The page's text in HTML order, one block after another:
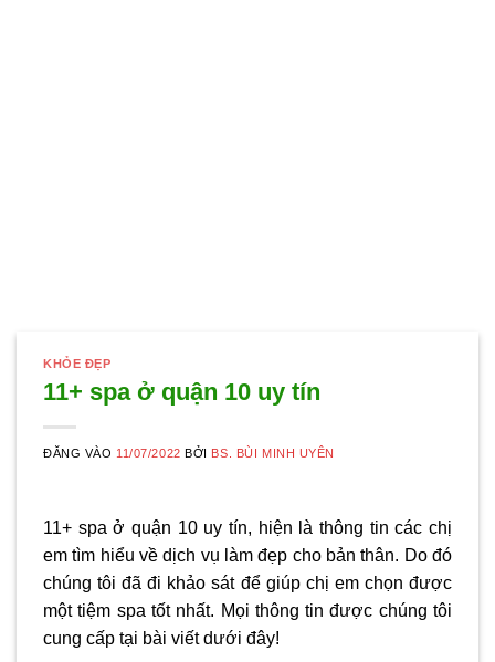
KHỎE ĐẸP
11+ spa ở quận 10 uy tín
ĐĂNG VÀO 11/07/2022 BỞI BS. BÙI MINH UYÊN
11+ spa ở quận 10 uy tín, hiện là thông tin các chị
em tìm hiểu về dịch vụ làm đẹp cho bản thân. Do đó
chúng tôi đã đi khảo sát để giúp chị em chọn được
một tiệm spa tốt nhất. Mọi thông tin được chúng tôi
cung cấp tại bài viết dưới đây!